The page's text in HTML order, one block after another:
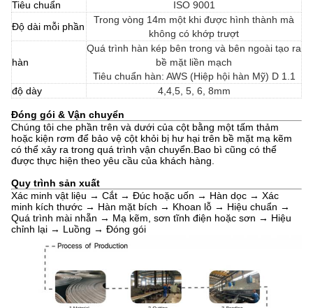
Tiêu chuẩn
ISO 9001
Độ dài mỗi phần
Trong vòng 14m một khi được hình thành mà
không có khớp trượt
hàn
Quá trình hàn kép bên trong và bên ngoài tạo ra
bề mặt liền mạch
Tiêu chuẩn hàn: AWS (Hiệp hội hàn Mỹ) D 1.1
độ dày
4,4,5, 5, 6, 8mm
Đóng gói & Vận chuyển
Chúng tôi che phần trên và dưới của cột bằng một tấm thảm
hoặc kiện rơm để bảo vệ cột khỏi bị hư hại trên bề mặt mạ kẽm
có thể xảy ra trong quá trình vận chuyển.Bao bì cũng có thể
được thực hiện theo yêu cầu của khách hàng.
Quy trình sản xuất
Xác minh vật liệu → Cắt → Đúc hoặc uốn → Hàn dọc → Xác
minh kích thước → Hàn mặt bích → Khoan lỗ → Hiệu chuẩn →
Quá trình mài nhẵn → Mạ kẽm, sơn tĩnh điện hoặc sơn → Hiệu
chỉnh lại → Luồng → Đóng gói